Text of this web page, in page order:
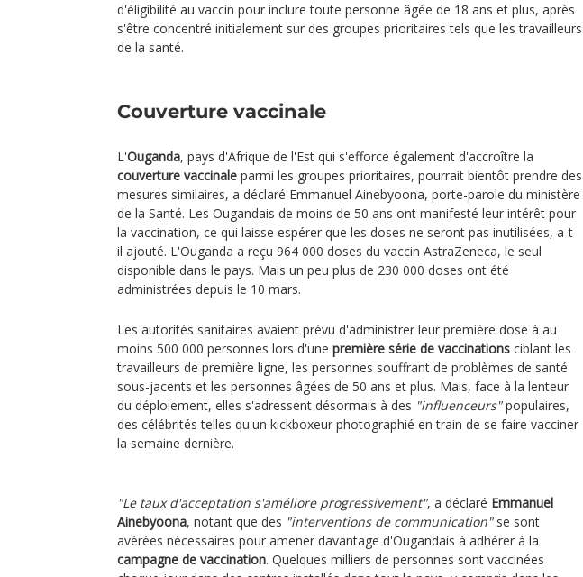
d'éligibilité au vaccin pour inclure toute personne âgée de 18 ans et plus, après
s'être concentré initialement sur des groupes prioritaires tels que les travailleurs
de la santé.
Couverture vaccinale
L'Ouganda, pays d'Afrique de l'Est qui s'efforce également d'accroître la
couverture vaccinale parmi les groupes prioritaires, pourrait bientôt prendre des
mesures similaires, a déclaré Emmanuel Ainebyoona, porte-parole du ministère
de la Santé. Les Ougandais de moins de 50 ans ont manifesté leur intérêt pour
la vaccination, ce qui laisse espérer que les doses ne seront pas inutilisées, a-t-
il ajouté. L'Ouganda a reçu 964 000 doses du vaccin AstraZeneca, le seul
disponible dans le pays. Mais un peu plus de 230 000 doses ont été
administrées depuis le 10 mars.
Les autorités sanitaires avaient prévu d'administrer leur première dose à au
moins 500 000 personnes lors d'une première série de vaccinations ciblant les
travailleurs de première ligne, les personnes souffrant de problèmes de santé
sous-jacents et les personnes âgées de 50 ans et plus. Mais, face à la lenteur
du déploiement, elles s'adressent désormais à des "influenceurs"populaires,
des célébrités telles qu'un kickboxeur photographié en train de se faire vacciner
la semaine dernière.
"Le taux d'acceptation s'améliore progressivement", a déclaré Emmanuel
Ainebyoona, notant que des "interventions de communication"se sont
avérées nécessaires pour amener davantage d'Ougandais à adhérer à la
campagne de vaccination. Quelques milliers de personnes sont vaccinées